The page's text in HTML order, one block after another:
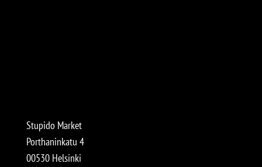
Stupido Market
Porthaninkatu 4
00530 Helsinki